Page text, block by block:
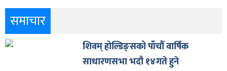
समाचार
शिवम् होल्डिङ्सको पाँचौँ वार्षिक
साधारणसभा भदौ १४गते हुने